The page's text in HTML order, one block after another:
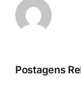
Postagens